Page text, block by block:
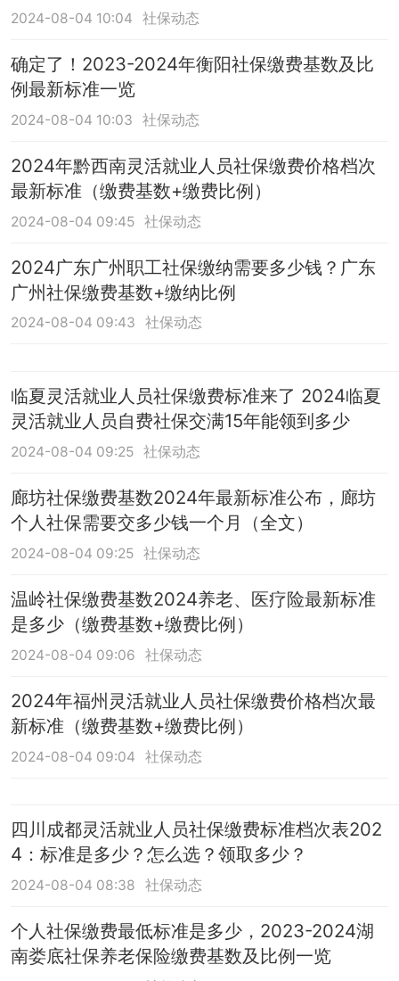
看懂
2024-08-04 10:04 社保动态
确定了！2023-2024年衡阳社保缴费基数及比
例最新标准一览
2024-08-04 10:03 社保动态
2024年黔西南灵活就业人员社保缴费价格档次
最新标准（缴费基数+缴费比例）
2024-08-04 09:45 社保动态
2024广东广州职工社保缴纳需要多少钱？广东
广州社保缴费基数+缴纳比例
2024-08-04 09:43 社保动态
临夏灵活就业人员社保缴费标准来了 2024临夏
灵活就业人员自费社保交满15年能领到多少
2024-08-04 09:25 社保动态
廊坊社保缴费基数2024年最新标准公布，廊坊
个人社保需要交多少钱一个月（全文）
2024-08-04 09:25 社保动态
温岭社保缴费基数2024养老、医疗险最新标准
是多少（缴费基数+缴费比例）
2024-08-04 09:06 社保动态
2024年福州灵活就业人员社保缴费价格档次最
新标准（缴费基数+缴费比例）
2024-08-04 09:04 社保动态
四川成都灵活就业人员社保缴费标准档次表202
4：标准是多少？怎么选？领取多少？
2024-08-04 08:38 社保动态
个人社保缴费最低标准是多少，2023-2024湖
南娄底社保养老保险缴费基数及比例一览